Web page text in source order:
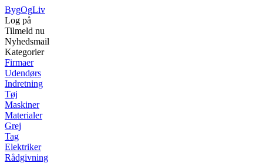
BygOgLiv
Log på
Tilmeld nu
Nyhedsmail
Kategorier
Firmaer
Udendørs
Indretning
Tøj
Maskiner
Materialer
Grej
Tag
Elektriker
Rådgivning